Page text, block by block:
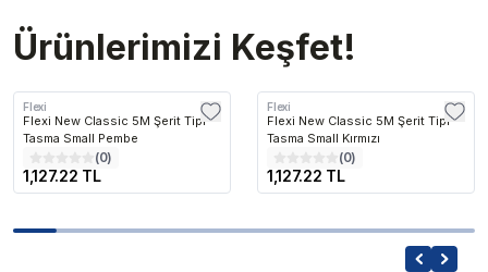
Ürünlerimizi Keşfet!
Flexi
Flexi New Classic 5M Şerit Tipi
Tasma Small Pembe
(0)
1,127.22 TL
Flexi
Flexi New Classic 5M Şerit Tipi
Tasma Small Kırmızı
(0)
1,127.22 TL